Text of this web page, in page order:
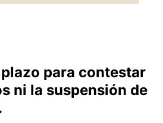
para contestar
ni la suspensión de